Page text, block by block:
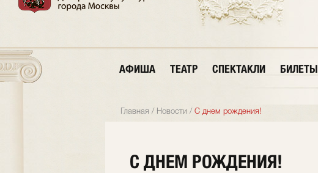
АФИША ТЕАТР СПЕКТАКЛИ БИЛЕТЫ
Главная / Новости / С днем рождения!
С ДНЕМ РОЖДЕНИЯ!